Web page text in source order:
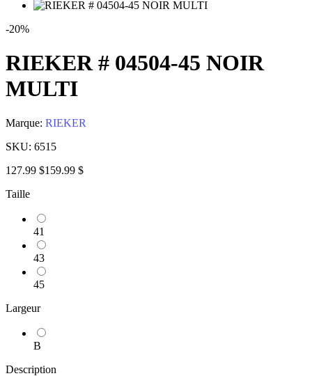
-20%
RIEKER # 04504-45 NOIR
MULTI
Marque: RIEKER
SKU: 6515
127.99 $159.99 $
Taille
41
43
45
Largeur
B
Description